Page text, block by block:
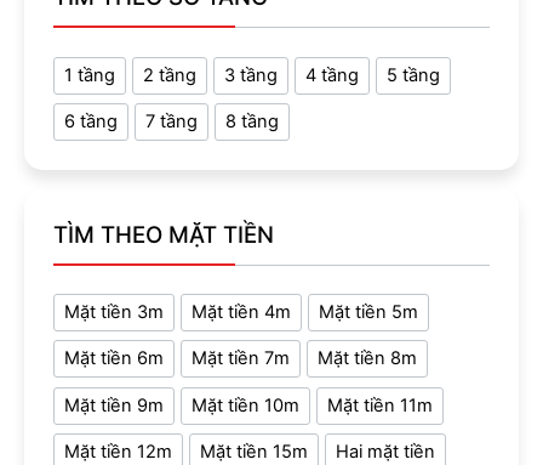
1 tầng 2 tầng 3 tầng 4 tầng 5 tầng
6 tầng 7 tầng 8 tầng
TÌM THEO MẶT TIỀN
Mặt tiền 3m Mặt tiền 4m Mặt tiền 5m
Mặt tiền 6m Mặt tiền 7m Mặt tiền 8m
Mặt tiền 9m Mặt tiền 10m Mặt tiền 11m
Mặt tiền 12m Mặt tiền 15m Hai mặt tiền